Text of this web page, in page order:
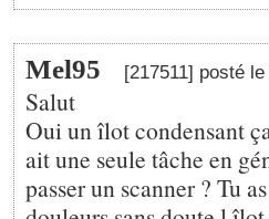
Mel95 [217511] posté
Salut
Oui un îlot condensant
ait une seule tâche en
passer un scanner ? Tu